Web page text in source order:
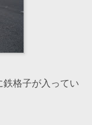
鉄格子が入ってい